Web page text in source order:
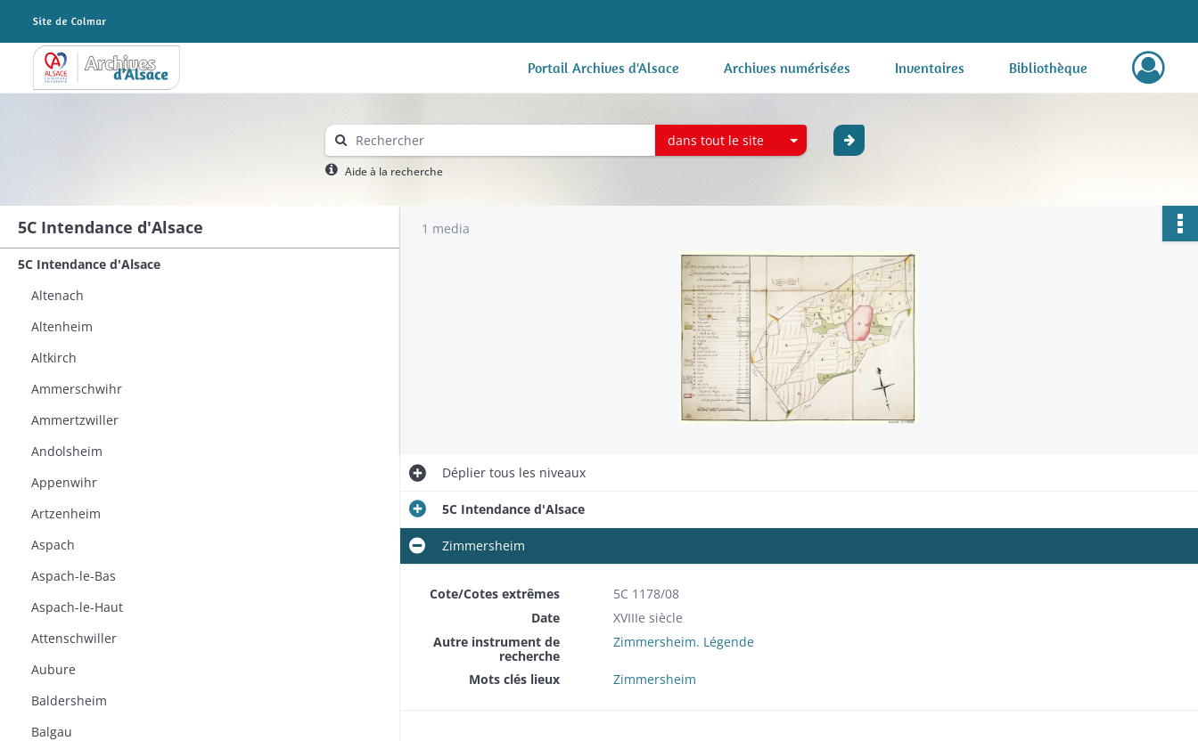
Archives Alsace - Colmar Portail Archives d'Alsace Archives numérisées Inventaires Bibliothèque
dans tout le site
Aide à la recherche
5C Intendance d'Alsace
5C Intendance d'Alsace
Altenach
Altenheim
Altkirch
Ammerschwihr
Ammertzwiller
Andolsheim
Appenwihr
Artzenheim
Aspach
Aspach-le-Bas
Aspach-le-Haut
Attenschwiller
Aubure
Baldersheim
Balgau
1 media
Dépliertous les niveaux
5C Intendance d'Alsace
Zimmersheim
Cote/Cotes extrêmes
5C 1178/08
Date
XVIIIe siècle
Autre instrument de
recherche
Zimmersheim. Légende
Mots clés lieux Zimmersheim